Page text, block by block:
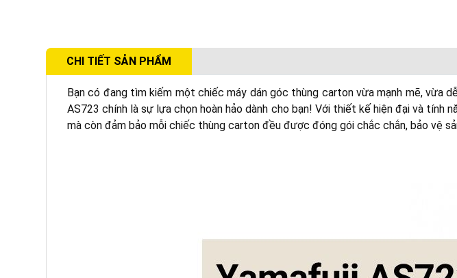
CHI TIẾT SẢN PHẨM
Bạn có đang tìm kiếm một chiếc máy dán góc thùng carton vừa mạnh mẽ, vừa
AS723 chính là sự lựa chọn hoàn hảo dành cho bạn! Với thiết kế hiện đại và
mà còn đảm bảo mỗi chiếc thùng carton đều được đóng gói chắc chắn, bảo vệ